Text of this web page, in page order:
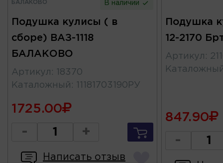
БАЛАКОВО В наличии
Подушка кулисы ( в
сборе) ВАЗ-1118
БАЛАКОВО
Артикул :
18370
Каталожный : 11181703190РУ
1725.00
- +
Написать отзыв
Подушка
12-2170
Артикул :
847.90
-